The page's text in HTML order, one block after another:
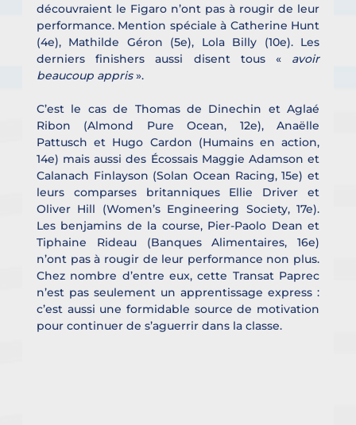
découvraient le Figaro n’ont pas à rougir de leur
performance. Mention spéciale à Catherine Hunt
(4e), Mathilde Géron (5e), Lola Billy (10e). Les
derniers finishers aussi disent tous « avoir
beaucoup appris ».
C’est le cas de Thomas de Dinechin et Aglaé
Ribon (Almond Pure Ocean, 12e), Anaëlle
Pattusch et Hugo Cardon (Humains en action,
14e) mais aussi des Écossais Maggie Adamson et
Calanach Finlayson (Solan Ocean Racing, 15e) et
leurs comparses britanniques Ellie Driver et
Oliver Hill (Women’s Engineering Society, 17e).
Les benjamins de la course, Pier-Paolo Dean et
Tiphaine Rideau (Banques Alimentaires, 16e)
n’ont pas à rougir de leur performance non plus.
Chez nombre d’entre eux, cette Transat Paprec
n’est pas seulement un apprentissage express :
c’est aussi une formidable source de motivation
pour continuer de s’aguerrir dans la classe.